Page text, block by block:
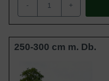
- +
250-300 cm m. Db.